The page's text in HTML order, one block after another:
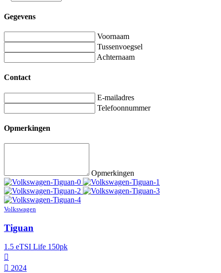
Gegevens
Voornaam
Tussenvoegsel
Achternaam
Contact
E-mailadres
Telefoonnummer
Opmerkingen
Opmerkingen
Volkswagen
Tiguan
1.5 eTSI Life 150pk
2024